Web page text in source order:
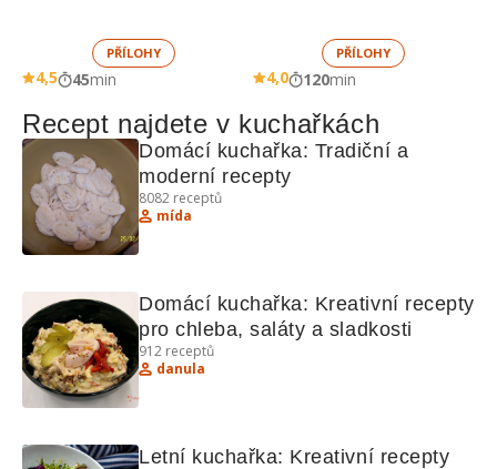
PŘÍLOHY
4,5 45min
PŘÍLOHY
4,0 120min
Recept najdete v kuchařkách
Domácí kuchařka: Tradiční a
moderní recepty
8082 receptů
mída
Domácí kuchařka: Kreativní recepty
pro chleba, saláty a sladkosti
912 receptů
danula
Letní kuchařka: Kreativní recepty